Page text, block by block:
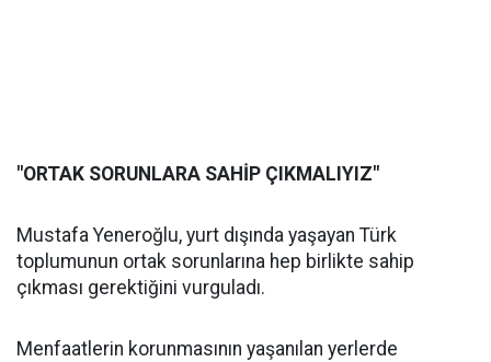
"ORTAK SORUNLARA SAHİP ÇIKMALIYIZ"
Mustafa Yeneroğlu, yurt dışında yaşayan Türk
toplumunun ortak sorunlarına hep birlikte sahip
çıkması gerektiğini vurguladı.
Menfaatlerin korunmasının yaşanılan yerlerde